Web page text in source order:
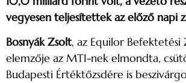
vegyesen teljesítettek az előző napi
Bosnyák Zsolt, az Equilor Befektetési
elemzője az MTI-nek elmondta,
Budapesti Értéktőzsdére is